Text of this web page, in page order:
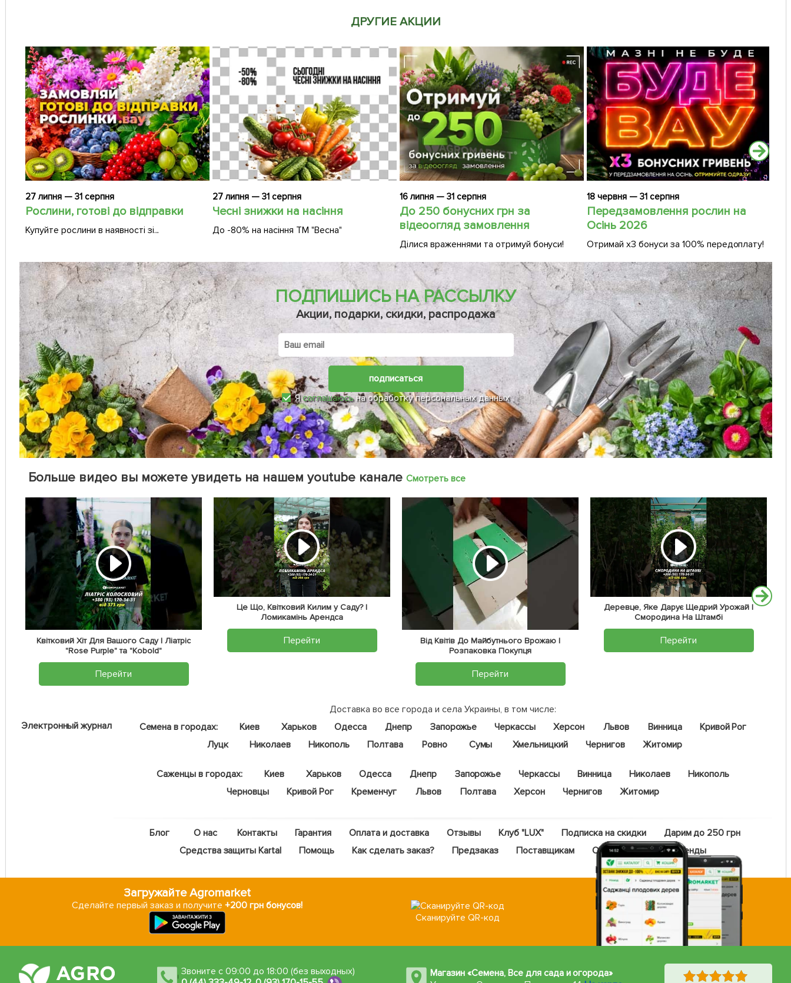
ДРУГИЕ АКЦИИ
27 липня — 31 серпня
Рослини, готові до відправки
Купуйте рослини в наявності зі...
27 липня — 31 серпня
Чесні знижки на насіння
До -80% на насіння ТМ "Весна"
16 липня — 31 серпня
До 250 бонусних грн за
відеоогляд замовлення
Ділися враженнями та отримуй бонуси!
18 червня — 31 серпня
Передзамовлення рослин на
Осінь 2026
Отримай х3 бонуси за 100% передоплату!
ПОДПИШИСЬ НА РАССЫЛКУ
Акции, подарки, скидки, распродажа
подписаться
Ясоглашаюсьна обработку персональных данных
Больше видео вы можете увидеть на нашем youtube каналеСмотреть все
Квітковий Хіт Для Вашого Саду | Ліатріс
"Rose Purple" та "Kobold"
Перейти
Це Що, Квітковий Килим у Саду? |
Ломикамінь Арендса
Перейти
Від Квітів До Майбутнього Врожаю |
Розпаковка Покупця
Перейти
Деревце, Яке Дарує Щедрий Урожай |
Смородина На Штамбі
Перейти
Электронный журнал
Доставка во все города и села Украины, в том числе:
Семена в городах:
Киев Харьков Одесса Днепр Запорожье Черкассы Херсон Львов Винница
Кривой Рог
Луцк
Николаев Никополь Полтава Ровно Сумы Хмельницкий Чернигов Житомир
Саженцы в городах: Киев Харьков Одесса Днепр Запорожье Черкассы Винница Николаев
Никополь
Черновцы
Кривой Рог Кременчуг Львов Полтава Херсон Чернигов Житомир
Блог О нас Контакты Гарантия Оплата и доставка Отзывы Клуб "LUX" Подписка на скидки
Дарим до 250 грн
Средства защиты Kartal
Помощь Как сделать заказ? Предзаказ Поставщикам Оптовый прайс Бренды
Загружайте Agromarket
Сделайте первый заказ и получите +200 грн бонусов!
Сканируйте QR-код
Звоните с 09:00 до 18:00 (без выходных)
Магазин «Семена, Все для сада и огорода»